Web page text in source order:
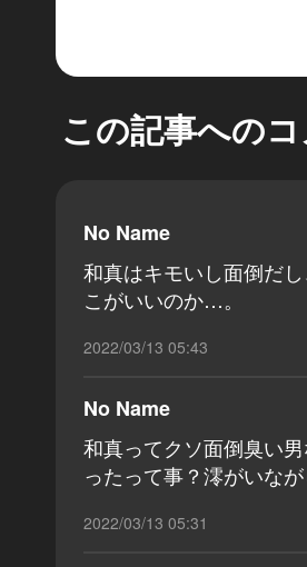
この記事への
No Name
和真はキモいし面倒だ
こがいいのか…。
2022/03/13 05:43
No Name
和真ってクソ面倒臭い
ったって事？澪がいな
2022/03/13 05:31